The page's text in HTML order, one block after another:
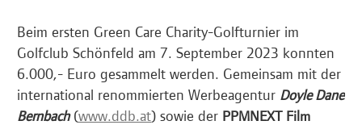
Beim ersten Green Care Charity-Golfturnier im
Golfclub Schönfeld am 7. September 2023 konnten
6.000,- Euro gesammelt werden. Gemeinsam mit der
international renommierten Werbeagentur Doyle Dane
Bernbach(www.ddb.at) sowie der PPMNEXT Film